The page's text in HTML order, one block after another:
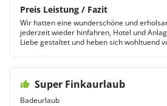
Preis Leistung / Fazit
Wir hatten eine wunderschöne und
jederzeit wieder hinfahren, Hotel und
Liebe gestaltet und heben sich wohltuend
Super Finkaurlaub
Badeurlaub